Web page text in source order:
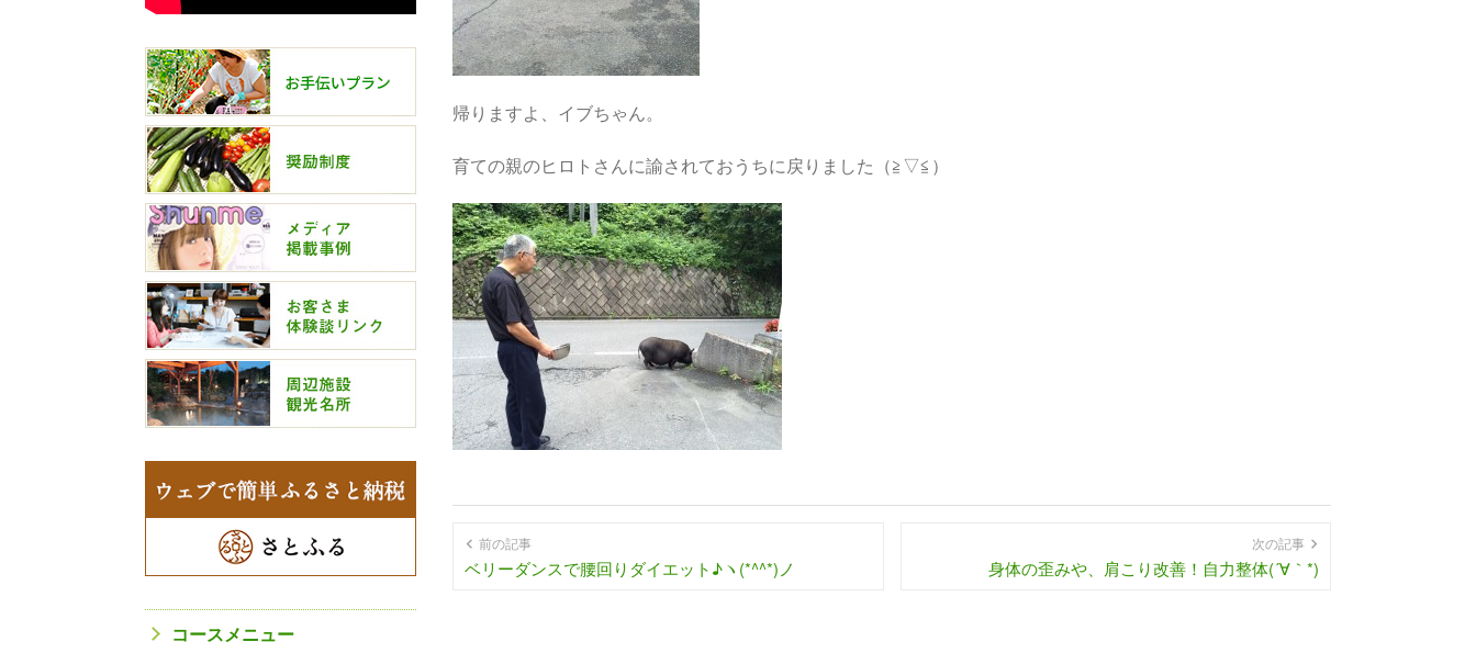
帰りますよ、イブちゃん。
育ての親のヒロトさんに諭されておうちに戻りました（≧▽≦）
前の記事
ベリーダンスで腰回りダイエット♪ヽ(*^^*)ノ
次の記事
身体の歪みや、肩こり改善！自力整体(´∀｀*)
コースメニュー